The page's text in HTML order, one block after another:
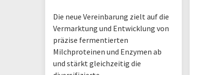
Die neue Vereinbarung zielt auf die
Vermarktung und Entwicklung von
präzise fermentierten
Milchproteinen und Enzymen ab
und stärkt gleichzeitig die